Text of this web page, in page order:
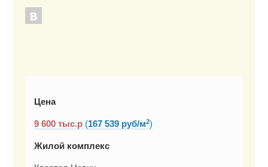
Цена
9 600 тыс.р (167 539 руб/м2)
Жилой комплекс